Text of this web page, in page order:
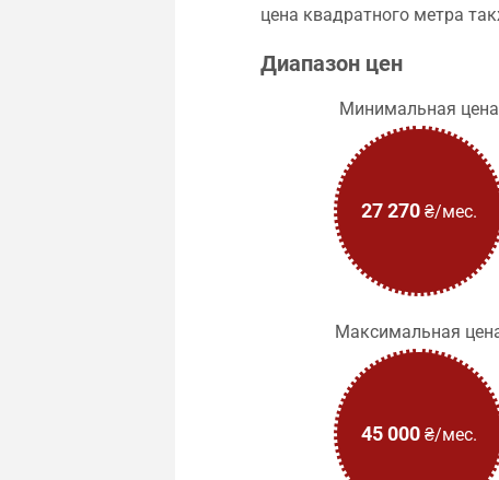
цена квадратного метра
Диапазон цен
Минимальная цена
27 270₴/мес.
Максимальная
45 000₴/мес.